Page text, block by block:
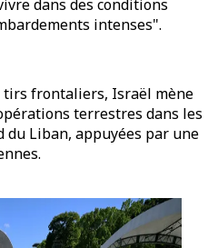
dans des conditions
intenses".
tirs frontaliers, Israël mène
terrestres dans les
Liban, appuyées par une